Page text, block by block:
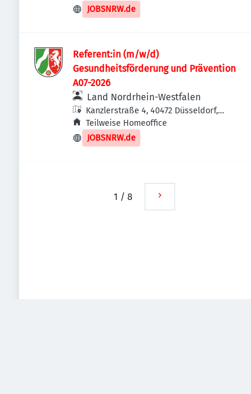
JOBSNRW.de
Referent:in (m/w/d)
Gesundheitsförderung und Prävention
A07-2026
Land Nordrhein-Westfalen
Kanzlerstraße 4, 40472 Düsseldorf,
Deutschland
Teilweise Homeoffice
JOBSNRW.de
1 / 8